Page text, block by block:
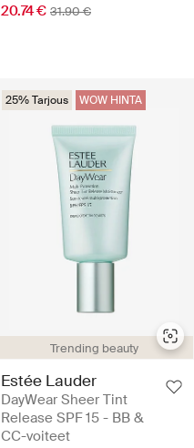
20.74 € 31.90 €
Trending beauty
25% Tarjous WOW HINTA
Estée Lauder
DayWear Sheer Tint
Release SPF 15 - BB &
CC-voiteet